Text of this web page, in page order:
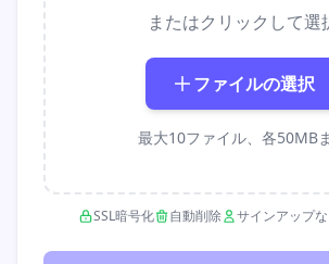
またはクリックして選
ファイルの選択
最大10ファイル、各50MB
SSL暗号化 自動削除 サインアップな